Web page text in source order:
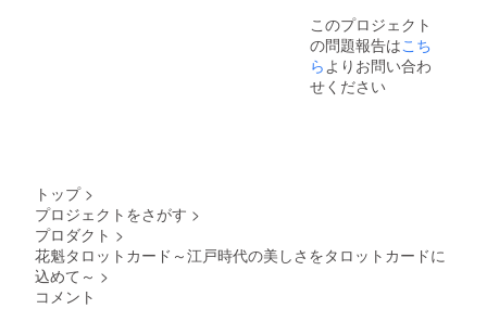
このプロジェクト
の問題報告はこち
らよりお問い合わ
せください
トップ >
プロジェクトをさがす >
プロダクト >
花魁タロットカード～江戸時代の美しさをタロットカードに
込めて～ >
コメント